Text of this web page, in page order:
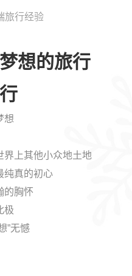
旅行经验
想的旅行
想
界上其他小众地土地
纯真的初心
的胸怀
极
”无憾